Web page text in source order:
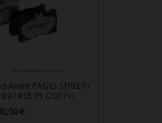
Avant PAGID STREET+
/ RS5 F5 (2017+)
€